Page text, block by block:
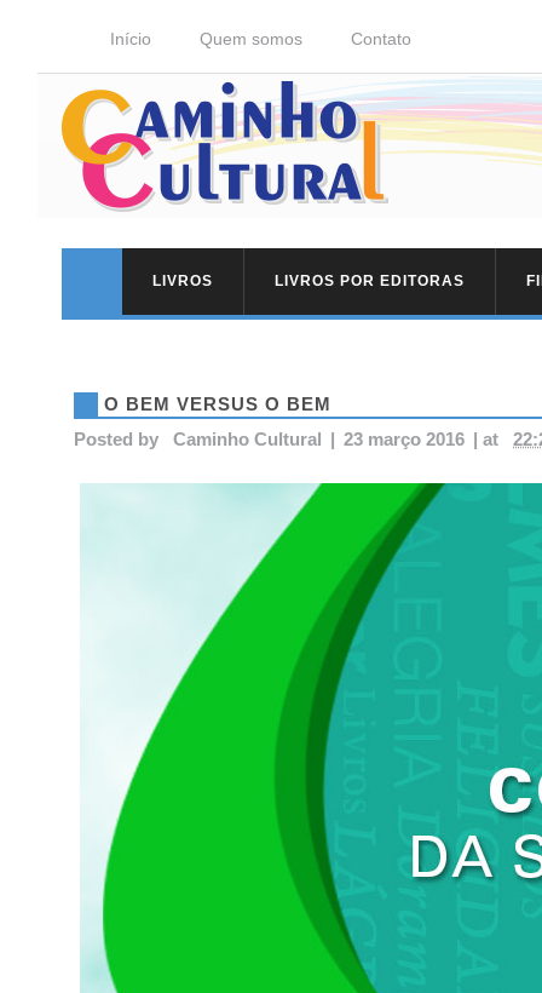
Início Quem somos Contato
LIVROS LIVROS POR EDITORAS
O BEM VERSUS O BEM
Posted by
Caminho Cultural | 23 março 2016 | at